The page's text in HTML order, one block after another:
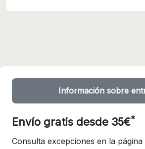
Información sobre
Envío gratis desde 35€*
Consulta excepciones en la página